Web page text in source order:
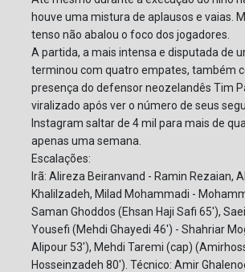
houve uma mistura de aplausos e vaias.
tenso não abalou o foco dos jogadores.
A partida, a mais intensa e disputada de
terminou com quatro empates, também
presença do defensor neozelandês Tim
viralizado após ver o número de seus
Instagram saltar de 4 mil para mais de
apenas uma semana.
Escalações:
Irã: Alireza Beiranvand - Ramin Rezaian,
Khalilzadeh, Milad Mohammadi -
Saman Ghoddos (Ehsan Haji Safi 65'),
Yousefi (Mehdi Ghayedi 46') - Shahriar
Alipour 53'), Mehdi Taremi (cap)
Hosseinzadeh 80'). Técnico: Amir